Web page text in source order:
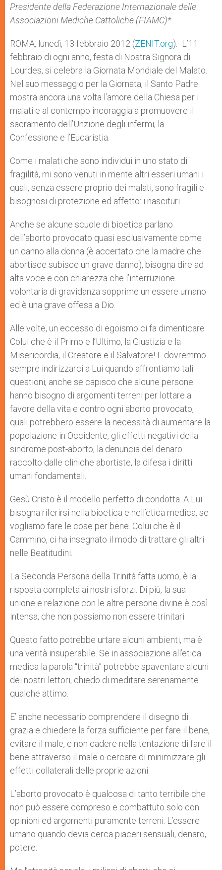
Presidente della Federazione Internazionale delle
Associazioni Mediche Cattoliche (FIAMC)*
ROMA, lunedì, 13 febbraio 2012 (ZENIT.org).- L’11
febbraio di ogni anno, festa di Nostra Signora di
Lourdes, si celebra la Giornata Mondiale del Malato.
Nel suo messaggio per la Giornata, il Santo Padre
mostra ancora una volta l’amore della Chiesa per i
malati e al contempo incoraggia a promuovere il
sacramento dell’Unzione degli infermi, la
Confessione e l’Eucaristia.
Come i malati che sono individui in uno stato di
fragilità, mi sono venuti in mente altri esseri umani i
quali, senza essere proprio dei malati, sono fragili e
bisognosi di protezione ed affetto: i nascituri.
Anche se alcune scuole di bioetica parlano
dell’aborto provocato quasi esclusivamente come
un danno alla donna (è accertato che la madre che
abortisce subisce un grave danno), bisogna dire ad
alta voce e con chiarezza che l’interruzione
volontaria di gravidanza sopprime un essere umano
ed è una grave offesa a Dio.
Alle volte, un eccesso di egoismo ci fa dimenticare
Colui che è il Primo e l’Ultimo, la Giustizia e la
Misericordia, il Creatore e il Salvatore! E dovremmo
sempre indirizzarci a Lui quando affrontiamo tali
questioni, anche se capisco che alcune persone
hanno bisogno di argomenti terreni per lottare a
favore della vita e contro ogni aborto provocato,
quali potrebbero essere la necessità di aumentare la
popolazione in Occidente, gli effetti negativi della
sindrome post-aborto, la denuncia del denaro
raccolto dalle cliniche abortiste, la difesa i diritti
umani fondamentali.
Gesù Cristo è il modello perfetto di condotta. A Lui
bisogna riferirsi nella bioetica e nell’etica medica, se
vogliamo fare le cose per bene. Colui che è il
Cammino, ci ha insegnato il modo di trattare gli altri
nelle Beatitudini.
La Seconda Persona della Trinità fatta uomo, è la
risposta completa ai nostri sforzi. Di più, la sua
unione e relazione con le altre persone divine è così
intensa, che non possiamo non essere trinitari.
Questo fatto potrebbe urtare alcuni ambienti, ma è
una verità insuperabile. Se in associazione all’etica
medica la parola “trinità” potrebbe spaventare alcuni
dei nostri lettori, chiedo di meditare serenamente
qualche attimo.
E’ anche necessario comprendere il disegno di
grazia e chiedere la forza sufficiente per fare il bene,
evitare il male, e non cadere nella tentazione di fare il
bene attraverso il male o cercare di minimizzare gli
effetti collaterali delle proprie azioni.
L’aborto provocato è qualcosa di tanto terribile che
non può essere compreso e combattuto solo con
opinioni ed argomenti puramente terreni. L’essere
umano quando devia cerca piaceri sensuali, denaro,
potere.